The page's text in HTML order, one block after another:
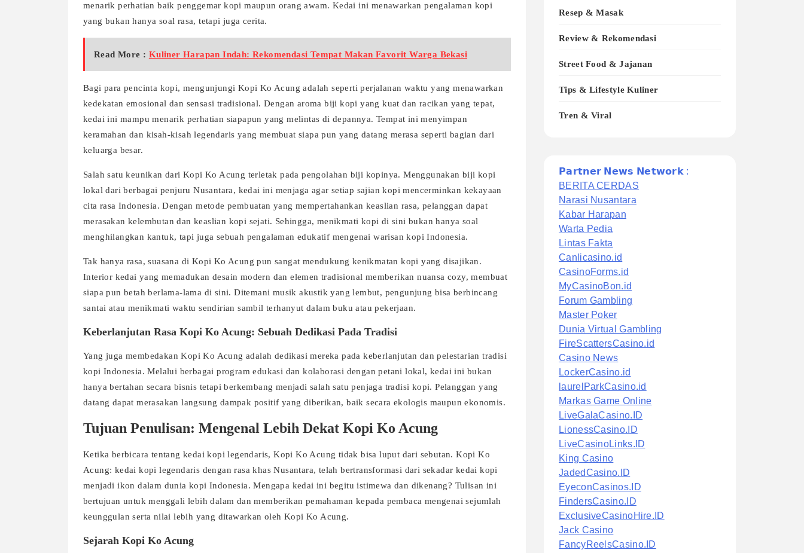
menarik perhatian baik penggemar kopi maupun orang awam. Kedai ini menawarkan pengalaman kopi
yang bukan hanya soal rasa, tetapi juga cerita.
Read More : Kuliner Harapan Indah: Rekomendasi Tempat Makan Favorit Warga Bekasi
Bagi para pencinta kopi, mengunjungi Kopi Ko Acung adalah seperti perjalanan waktu yang menawarkan
kedekatan emosional dan sensasi tradisional. Dengan aroma biji kopi yang kuat dan racikan yang tepat,
kedai ini mampu menarik perhatian siapapun yang melintas di depannya. Tempat ini menyimpan
keramahan dan kisah-kisah legendaris yang membuat siapa pun yang datang merasa seperti bagian dari
keluarga besar.
Salah satu keunikan dari Kopi Ko Acung terletak pada pengolahan biji kopinya. Menggunakan biji kopi
lokal dari berbagai penjuru Nusantara, kedai ini menjaga agar setiap sajian kopi mencerminkan kekayaan
cita rasa Indonesia. Dengan metode pembuatan yang mempertahankan keaslian rasa, pelanggan dapat
merasakan kelembutan dan keaslian kopi sejati. Sehingga, menikmati kopi di sini bukan hanya soal
menghilangkan kantuk, tapi juga sebuah pengalaman edukatif mengenai warisan kopi Indonesia.
Tak hanya rasa, suasana di Kopi Ko Acung pun sangat mendukung kenikmatan kopi yang disajikan.
Interior kedai yang memadukan desain modern dan elemen tradisional memberikan nuansa cozy, membuat
siapa pun betah berlama-lama di sini. Ditemani musik akustik yang lembut, pengunjung bisa berbincang
santai atau menikmati waktu sendirian sambil terhanyut dalam buku atau pekerjaan.
Keberlanjutan Rasa Kopi Ko Acung: Sebuah Dedikasi Pada Tradisi
Yang juga membedakan Kopi Ko Acung adalah dedikasi mereka pada keberlanjutan dan pelestarian tradisi
kopi Indonesia. Melalui berbagai program edukasi dan kolaborasi dengan petani lokal, kedai ini bukan
hanya bertahan secara bisnis tetapi berkembang menjadi salah satu penjaga tradisi kopi. Pelanggan yang
datang dapat merasakan langsung dampak positif yang diberikan, baik secara ekologis maupun ekonomis.
Tujuan Penulisan: Mengenal Lebih Dekat Kopi Ko Acung
Ketika berbicara tentang kedai kopi legendaris, Kopi Ko Acung tidak bisa luput dari sebutan. Kopi Ko
Acung: kedai kopi legendaris dengan rasa khas Nusantara, telah bertransformasi dari sekadar kedai kopi
menjadi ikon dalam dunia kopi Indonesia. Mengapa kedai ini begitu istimewa dan dikenang? Tulisan ini
bertujuan untuk menggali lebih dalam dan memberikan pemahaman kepada pembaca mengenai sejumlah
keunggulan serta nilai lebih yang ditawarkan oleh Kopi Ko Acung.
Sejarah Kopi Ko Acung
Resep & Masak
Review & Rekomendasi
Street Food & Jajanan
Tips & Lifestyle Kuliner
Tren & Viral
𝗣𝗮𝗿𝘁𝗻𝗲𝗿 𝗡𝗲𝘄𝘀 𝗡𝗲𝘁𝘄𝗼𝗿𝗸 :
BERITA CERDAS
Narasi Nusantara
Kabar Harapan
Warta Pedia
Lintas Fakta
Canlicasino.id
CasinoForms.id
MyCasinoBon.id
Forum Gambling
Master Poker
Dunia Virtual Gambling
FireScattersCasino.id
Casino News
LockerCasino.id
laurelParkCasino.id
Markas Game Online
LiveGalaCasino.ID
LionessCasino.ID
LiveCasinoLinks.ID
King Casino
JadedCasino.ID
EyeconCasinos.ID
FindersCasino.ID
ExclusiveCasinoHire.ID
Jack Casino
FancyReelsCasino.ID